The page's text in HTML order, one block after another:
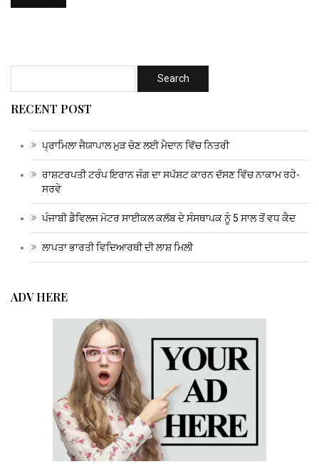
RECENT POST
ਪ੍ਰਾਮਿਲਾ ਜੈਯਾਪਾਲ ਮੁੜ ਚੋਣ ਲਈ ਮੈਦਾਨ ਵਿੱਚ ਨਿਤਰੀ
ਰਾਸ਼ਟਰਪਤੀ ਟਰੰਪ ਇਰਾਨ ਜੰਗ ਦਾ ਸਪੱਸ਼ਟ ਕਾਰਨ ਦੱਸਣ ਵਿੱਚ ਨਾਕਾਮ ਰਹੇ-
ਸਰਵੇ
ਪੰਜਾਬੀ ਡੈਵਿਲਜ ਮੋਟਰ ਸਾਈਕਲ ਕਲੱਬ ਦੇ ਸੰਸਥਾਪਕ ਨੂੰ 5 ਸਾਲ ਤੋਂ ਵਧ ਕੈਦ
ਲਾਪਤਾ ਭਾਰਤੀ ਵਿਦਿਆਰਥੀ ਦੀ ਲਾਸ਼ ਮਿਲੀ
ADV HERE